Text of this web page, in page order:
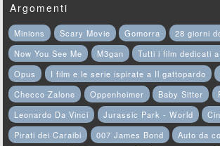
Argomenti
Minions Scary Movie Gomorra
28 giorni
Now You See Me
M3gan
Tutti i film dedicati
Opus
I film e le serie ispirate a Il gattopardo
Checco Zalone
Oppenheimer Baby Sitter
Leonardo Da Vinci
Jurassic Park - World
Pirati dei Caraibi
007 James Bond Auto da